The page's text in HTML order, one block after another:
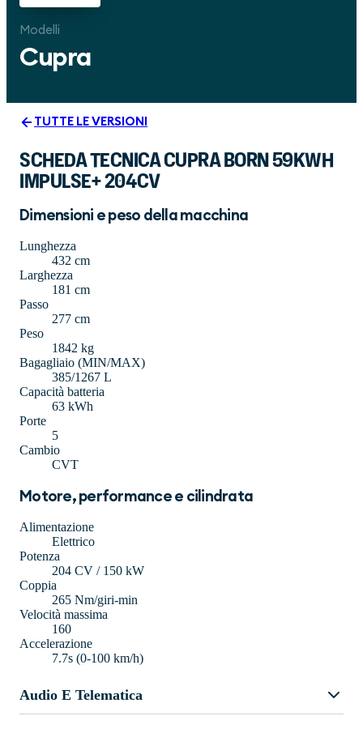
Modelli
Cupra
TUTTE LE VERSIONI
SCHEDA TECNICA CUPRA BORN 59KWH
IMPULSE+ 204CV
Dimensioni e peso della macchina
Lunghezza
432 cm
Larghezza
181 cm
Passo
277 cm
Peso
1842 kg
Bagagliaio (MIN/MAX)
385/1267 L
Capacità batteria
63 kWh
Porte
5
Cambio
CVT
Motore, performance e cilindrata
Alimentazione
Elettrico
Potenza
204 CV / 150 kW
Coppia
265 Nm/giri-min
Velocità massima
160
Accelerazione
7.7s (0-100 km/h)
Audio E Telematica